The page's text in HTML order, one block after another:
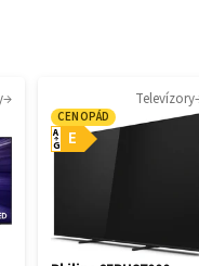
Televízory
CENOPÁD
E
A
G